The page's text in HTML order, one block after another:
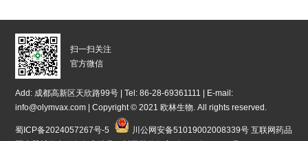
扫一扫关注
官方微信
Add: 成都高新区天欣路99号 | Tel: 86-28-69361111 | E-mail:
info@olymvax.com | Copyright © 2021 欧林生物. All rights reserved.
蜀ICP备2024057267号-5 川公网安备51019002008339号 互联网药品